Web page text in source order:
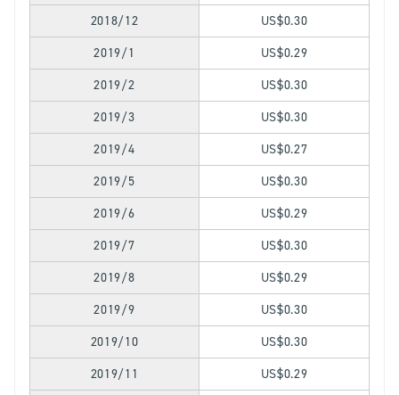
2018/12
US$0.30
2019/1
US$0.29
2019/2
US$0.30
2019/3
US$0.30
2019/4
US$0.27
2019/5
US$0.30
2019/6
US$0.29
2019/7
US$0.30
2019/8
US$0.29
2019/9
US$0.30
2019/10
US$0.30
2019/11
US$0.29